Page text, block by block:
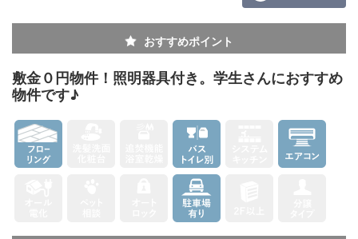
おすすめポイント
敷金０円物件！照明器具付き。学生さんにおすすめ
物件です♪